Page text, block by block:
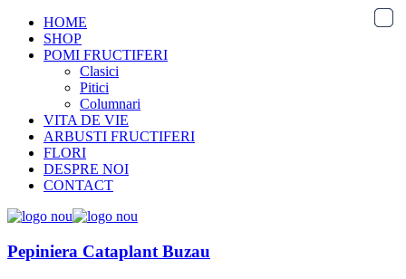
HOME
SHOP
POMI FRUCTIFERI
Clasici
Pitici
Columnari
VITA DE VIE
ARBUSTI FRUCTIFERI
FLORI
DESPRE NOI
CONTACT
Pepiniera Cataplant Buzau